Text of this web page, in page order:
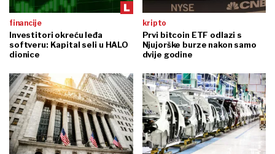
financije
Investitori okreću leđa
softveru: Kapital seli u HALO
dionice
kripto
Prvi bitcoin ETF odlazi s
Njujorške burze nakon samo
dvije godine